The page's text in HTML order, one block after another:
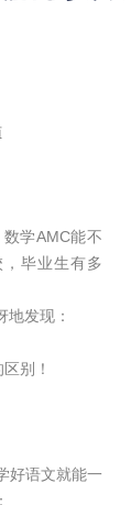
学AMC能不
毕业生有多
发现：
别！
好语文就能一